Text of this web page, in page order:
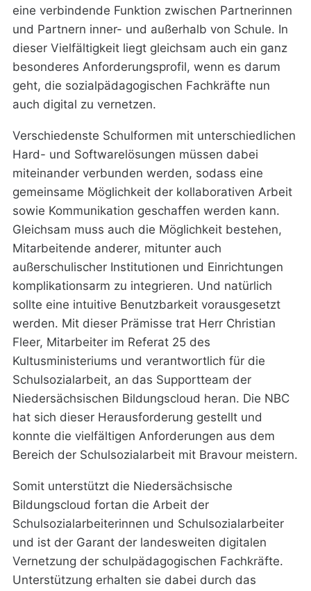
eine verbindende Funktion zwischen Partnerinnen
und Partnern inner- und außerhalb von Schule. In
dieser Vielfältigkeit liegt gleichsam auch ein ganz
besonderes Anforderungsprofil, wenn es darum
geht, die sozialpädagogischen Fachkräfte nun
auch digital zu vernetzen.
Verschiedenste Schulformen mit unterschiedlichen
Hard- und Softwarelösungen müssen dabei
miteinander verbunden werden, sodass eine
gemeinsame Möglichkeit der kollaborativen Arbeit
sowie Kommunikation geschaffen werden kann.
Gleichsam muss auch die Möglichkeit bestehen,
Mitarbeitende anderer, mitunter auch
außerschulischer Institutionen und Einrichtungen
komplikationsarm zu integrieren. Und natürlich
sollte eine intuitive Benutzbarkeit vorausgesetzt
werden. Mit dieser Prämisse trat Herr Christian
Fleer, Mitarbeiter im Referat 25 des
Kultusministeriums und verantwortlich für die
Schulsozialarbeit, an das Supportteam der
Niedersächsischen Bildungscloud heran. Die NBC
hat sich dieser Herausforderung gestellt und
konnte die vielfältigen Anforderungen aus dem
Bereich der Schulsozialarbeit mit Bravour meistern.
Somit unterstützt die Niedersächsische
Bildungscloud fortan die Arbeit der
Schulsozialarbeiterinnen und Schulsozialarbeiter
und ist der Garant der landesweiten digitalen
Vernetzung der schulpädagogischen Fachkräfte.
Unterstützung erhalten sie dabei durch das